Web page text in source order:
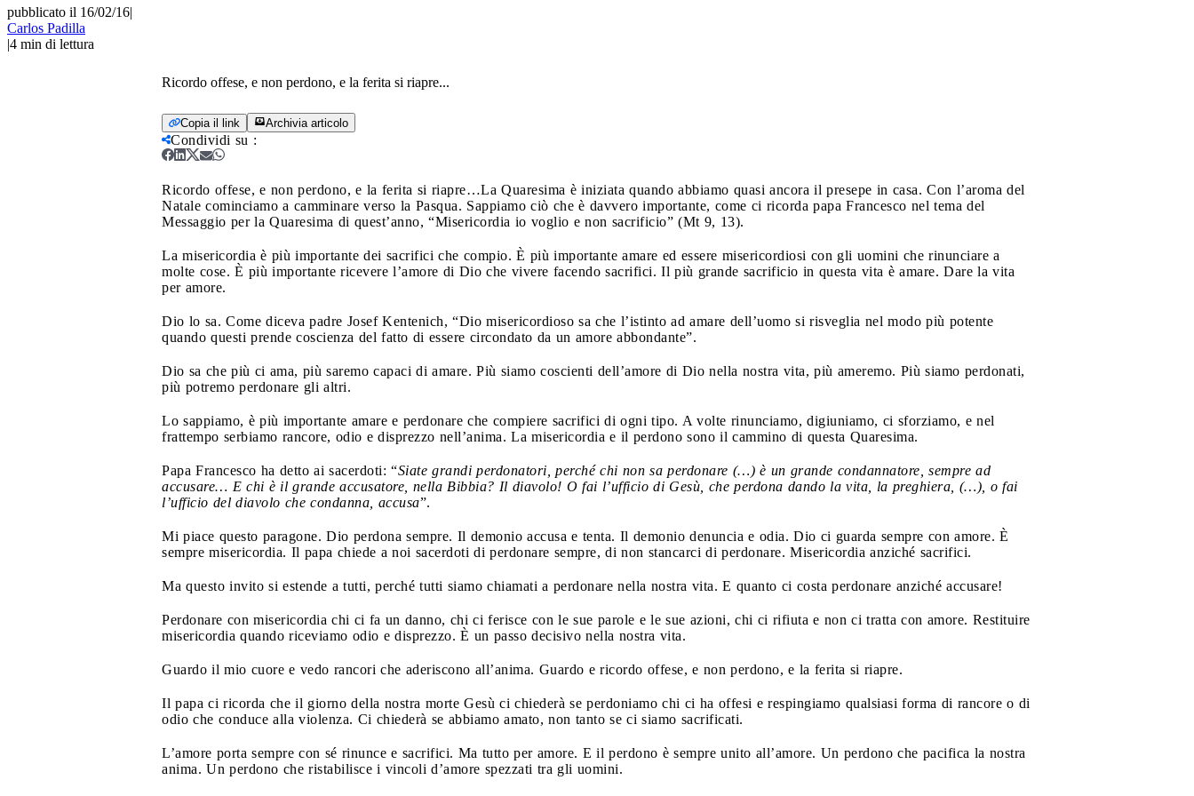
pubblicato il 16/02/16|
Carlos Padilla
|4 min di lettura
Ricordo offese, e non perdono, e la ferita si riapre...
Copia il link Archivia articolo
Condividi su :
Ricordo offese, e non perdono, e la ferita si riapre…La Quaresima è iniziata quando abbiamo quasi ancora il presepe in casa. Con l’aroma del
Natale cominciamo a camminare verso la Pasqua. Sappiamo ciò che è davvero importante, come ci ricorda papa Francesco nel tema del
Messaggio per la Quaresima di quest’anno, “Misericordia io voglio e non sacrificio” (Mt 9, 13).
La misericordia è più importante dei sacrifici che compio. È più importante amare ed essere misericordiosi con gli uomini che rinunciare a
molte cose. È più importante ricevere l’amore di Dio che vivere facendo sacrifici. Il più grande sacrificio in questa vita è amare. Dare la vita
per amore.
Dio lo sa. Come diceva padre Josef Kentenich, “Dio misericordioso sa che l’istinto ad amare dell’uomo si risveglia nel modo più potente
quando questi prende coscienza del fatto di essere circondato da un amore abbondante”.
Dio sa che più ci ama, più saremo capaci di amare. Più siamo coscienti dell’amore di Dio nella nostra vita, più ameremo. Più siamo perdonati,
più potremo perdonare gli altri.
Lo sappiamo, è più importante amare e perdonare che compiere sacrifici di ogni tipo. A volte rinunciamo, digiuniamo, ci sforziamo, e nel
frattempo serbiamo rancore, odio e disprezzo nell’anima. La misericordia e il perdono sono il cammino di questa Quaresima.
Papa Francesco ha detto ai sacerdoti: “Siate grandi perdonatori, perché chi non sa perdonare (…) è un grande condannatore, sempre ad
accusare… E chi è il grande accusatore, nella Bibbia? Il diavolo! O fai l’ufficio di Gesù, che perdona dando la vita, la preghiera, (…), o fai
l’ufficio del diavolo che condanna, accusa”.
Mi piace questo paragone. Dio perdona sempre. Il demonio accusa e tenta. Il demonio denuncia e odia. Dio ci guarda sempre con amore. È
sempre misericordia. Il papa chiede a noi sacerdoti di perdonare sempre, di non stancarci di perdonare. Misericordia anziché sacrifici.
Ma questo invito si estende a tutti, perché tutti siamo chiamati a perdonare nella nostra vita. E quanto ci costa perdonare anziché accusare!
Perdonare con misericordia chi ci fa un danno, chi ci ferisce con le sue parole e le sue azioni, chi ci rifiuta e non ci tratta con amore. Restituire
misericordia quando riceviamo odio e disprezzo. È un passo decisivo nella nostra vita.
Guardo il mio cuore e vedo rancori che aderiscono all’anima. Guardo e ricordo offese, e non perdono, e la ferita si riapre.
Il papa ci ricorda che il giorno della nostra morte Gesù ci chiederà se perdoniamo chi ci ha offesi e respingiamo qualsiasi forma di rancore o di
odio che conduce alla violenza. Ci chiederà se abbiamo amato, non tanto se ci siamo sacrificati.
L’amore porta sempre con sé rinunce e sacrifici. Ma tutto per amore. E il perdono è sempre unito all’amore. Un perdono che pacifica la nostra
anima. Un perdono che ristabilisce i vincoli d’amore spezzati tra gli uomini.